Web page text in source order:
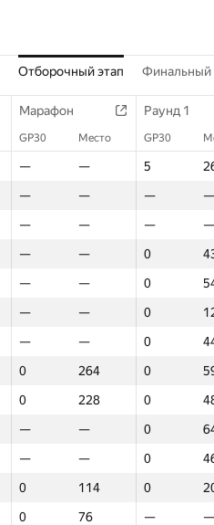
Отборочный этап Финальный
Марафон Раунд 1
GP30 Место GP30
— — 5
— — — —
— — — —
— — 0
— — 0
— — 0
— — 0
0 264 0
0 228 0
— — 0
— — 0
0 114 0
0 76 — —